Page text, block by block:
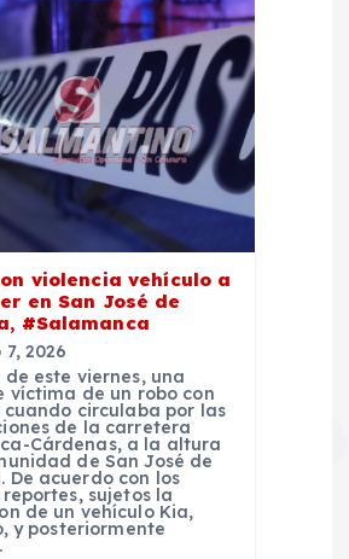
violencia vehículo a
en San José de
#Salamanca
2026
de este viernes, una
víctima de un robo con
circulaba por las
de la carretera
Cárdenas, a la altura
de San José de
De acuerdo con los
sujetos la
de un vehículo Kia,
y posteriormente